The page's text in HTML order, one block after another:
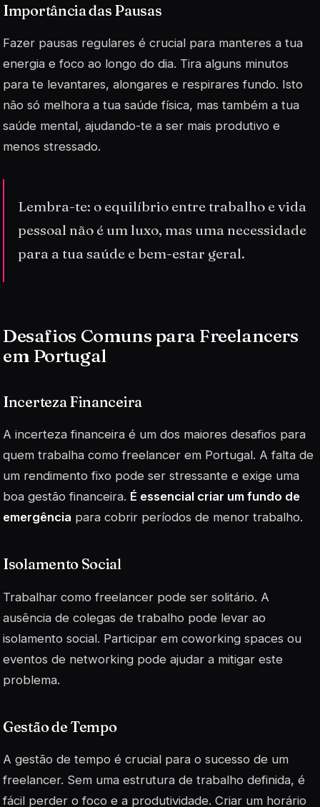
Importância das Pausas
Fazer pausas regulares é crucial para manteres a tua
energia e foco ao longo do dia. Tira alguns minutos
para te levantares, alongares e respirares fundo. Isto
não só melhora a tua saúde física, mas também a tua
saúde mental, ajudando-te a ser mais produtivo e
menos stressado.
Lembra-te: o equilíbrio entre trabalho e vida
pessoal não é um luxo, mas uma necessidade
para a tua saúde e bem-estar geral.
Desafios Comuns para Freelancers
em Portugal
Incerteza Financeira
A incerteza financeira é um dos maiores desafios para
quem trabalha como freelancer em Portugal. A falta de
um rendimento fixo pode ser stressante e exige uma
boa gestão financeira. É essencial criar um fundo de
emergência para cobrir períodos de menor trabalho.
Isolamento Social
Trabalhar como freelancer pode ser solitário. A
ausência de colegas de trabalho pode levar ao
isolamento social. Participar em coworking spaces ou
eventos de networking pode ajudar a mitigar este
problema.
Gestão de Tempo
A gestão de tempo é crucial para o sucesso de um
freelancer. Sem uma estrutura de trabalho definida, é
fácil perder o foco e a produtividade. Criar um horário